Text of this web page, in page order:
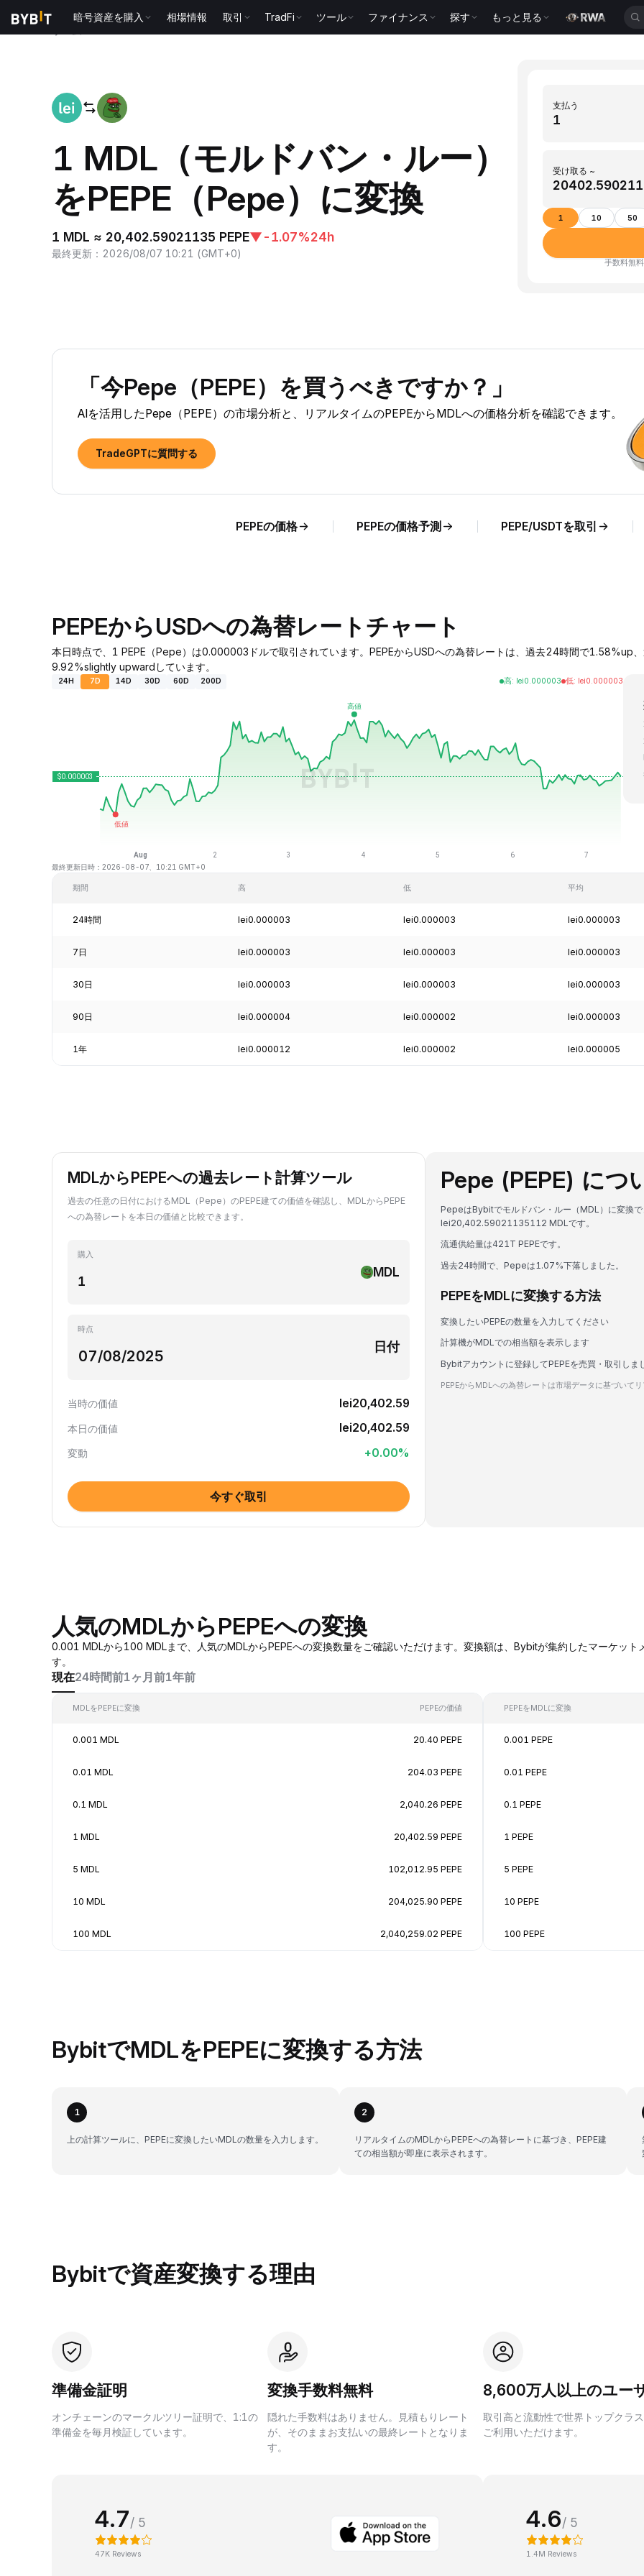
暗号資産を購入 相場情報 取引 TradFi ツール ファイナンス 探す もっと見る
1 MDL（モルドバン・ルー）
をPEPE（Pepe）に変換
1 MDL ≈ 20,402.59021135 PEPE▼-1.07%24h
最終更新 ： 2026/08/07 10:21 (GMT+0)
支払う
受け取る ~
1 10 50
手数料無
「今Pepe（PEPE）を買うべきですか？」
AIを活用したPepe（PEPE）の市場分析と、リアルタイムのPEPEからMDLへの価格分析を確認できます。
TradeGPTに質問する
PEPEの価格 PEPEの価格予測 PEPE/USDTを取引
PEPEからUSDへの為替レートチャート
本日時点で、1 PEPE（Pepe）は0.000003ドルで取引されています。PEPEからUSDへの為替レートは、過去24時間で1.58%up
9.92%slightly upwardしています。
24H 7D 14D 30D 60D 200D 高: lei0.000003 低: lei0.000003
最終更新日時：2026-08-07、10:21 GMT+0
期間 高 低 平均
24時間 lei0.000003 lei0.000003 lei0.000003
7日 lei0.000003 lei0.000003 lei0.000003
30日 lei0.000003 lei0.000003 lei0.000003
90日 lei0.000004 lei0.000002 lei0.000003
1年 lei0.000012 lei0.000002 lei0.000005
MDLからPEPEへの過去レート計算ツール
過去の任意の日付におけるMDL（Pepe）のPEPE建ての価値を確認し、MDLからPEPE
への為替レートを本日の価値と比較できます。
購入
MDL
時点
日付
当時の価値 lei20,402.59
本日の価値 lei20,402.59
変動 +0.00%
今すぐ取引
Pepe (PEPE) につ
PepeはBybitでモルドバン・ルー（MDL）に変換
lei20,402.59021135112 MDLです。
流通供給量は421T PEPEです。
過去24時間で、Pepeは1.07%下落しました。
PEPEをMDLに変換する方法
変換したいPEPEの数量を入力してください
計算機がMDLでの相当額を表示します
Bybitアカウントに登録してPEPEを売買・取引しま
PEPEからMDLへの為替レートは市場データに基づいてリ
人気のMDLからPEPEへの変換
0.001 MDLから100 MDLまで、人気のMDLからPEPEへの変換数量をご確認いただけます。変換額は、Bybitが集約したマーケット
す。
現在24時間前1ヶ月前1年前
MDLをPEPEに変換 PEPEの価値
0.001 MDL 20.40 PEPE
0.01 MDL 204.03 PEPE
0.1 MDL 2,040.26 PEPE
1 MDL 20,402.59 PEPE
5 MDL 102,012.95 PEPE
10 MDL 204,025.90 PEPE
100 MDL 2,040,259.02 PEPE
PEPEをMDLに変換
0.001 PEPE
0.01 PEPE
0.1 PEPE
1 PEPE
5 PEPE
10 PEPE
100 PEPE
BybitでMDLをPEPEに変換する方法
1
上の計算ツールに、PEPEに変換したいMDLの数量を入力します。
2
リアルタイムのMDLからPEPEへの為替レートに基づき、PEPE建
ての相当額が即座に表示されます。
Bybitで資産変換する理由
準備金証明
オンチェーンのマークルツリー証明で、1:1の
準備金を毎月検証しています。
変換手数料無料
隠れた手数料はありません。見積もりレート
が、そのままお支払いの最終レートとなりま
す。
8,600万人以上のユー
取引高と流動性で世界トップクラ
ご利用いただけます。
4.7/ 5
47K Reviews
4.6/ 5
1.4M Reviews